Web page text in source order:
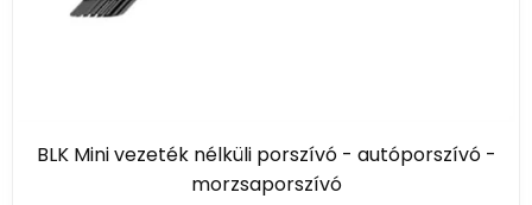
BLK Mini vezeték nélküli porszívó - autóporszívó -
morzsaporszívó